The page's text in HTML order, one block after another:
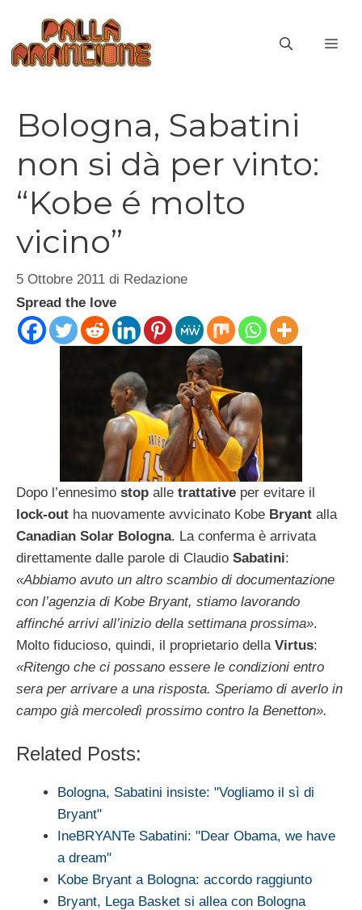
contenuto
Bologna, Sabatini
non si dà per vinto:
“Kobe é molto
vicino”
5 Ottobre 2011 di Redazione
Spread the love
Dopo l’ennesimo stop alle trattative per evitare il
lock-out ha nuovamente avvicinato Kobe Bryant alla
Canadian Solar Bologna. La conferma è arrivata
direttamente dalle parole di Claudio Sabatini:
«Abbiamo avuto un altro scambio di documentazione
con l’agenzia di Kobe Bryant, stiamo lavorando
affinché arrivi all’inizio della settimana prossima».
Molto fiducioso, quindi, il proprietario della Virtus:
«Ritengo che ci possano essere le condizioni entro
sera per arrivare a una risposta. Speriamo di averlo in
campo già mercoledì prossimo contro la Benetton».
Related Posts:
Bologna, Sabatini insiste: "Vogliamo il sì di
Bryant"
IneBRYANTe Sabatini: "Dear Obama, we have
a dream"
Kobe Bryant a Bologna: accordo raggiunto
Bryant, Lega Basket si allea con Bologna